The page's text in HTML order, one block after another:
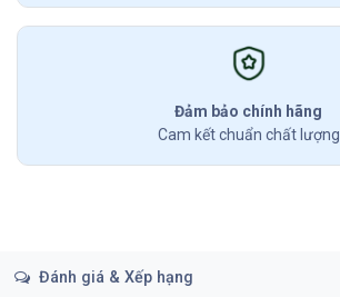
Đảm bảo chính hãng
Cam kết chuẩn chất lượng
Đánh giá & Xếp hạng